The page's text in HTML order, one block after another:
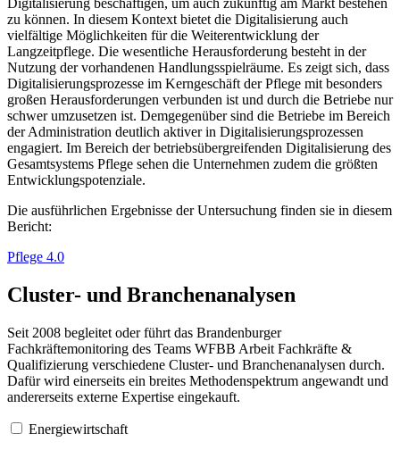
Digitalisierung beschäftigen, um auch zukünftig am Markt bestehen
zu können. In diesem Kontext bietet die Digitalisierung auch
vielfältige Möglichkeiten für die Weiterentwicklung der
Langzeitpflege. Die wesentliche Herausforderung besteht in der
Nutzung der vorhandenen Handlungsspielräume. Es zeigt sich, dass
Digitalisierungsprozesse im Kerngeschäft der Pflege mit besonders
großen Herausforderungen verbunden ist und durch die Betriebe nur
schwer umzusetzen ist. Demgegenüber sind die Betriebe im Bereich
der Administration deutlich aktiver in Digitalisierungsprozessen
engagiert. Im Bereich der betriebsübergreifenden Digitalisierung des
Gesamtsystems Pflege sehen die Unternehmen zudem die größten
Entwicklungspotenziale.
Die ausführlichen Ergebnisse der Untersuchung finden sie in diesem
Bericht:
Pflege 4.0
Cluster- und Branchenanalysen
Seit 2008 begleitet oder führt das Brandenburger
Fachkräftemonitoring des Teams WFBB Arbeit Fachkräfte &
Qualifizierung verschiedene Cluster- und Branchenanalysen durch.
Dafür wird einerseits ein breites Methodenspektrum angewandt und
andererseits externe Expertise eingekauft.
Energiewirtschaft